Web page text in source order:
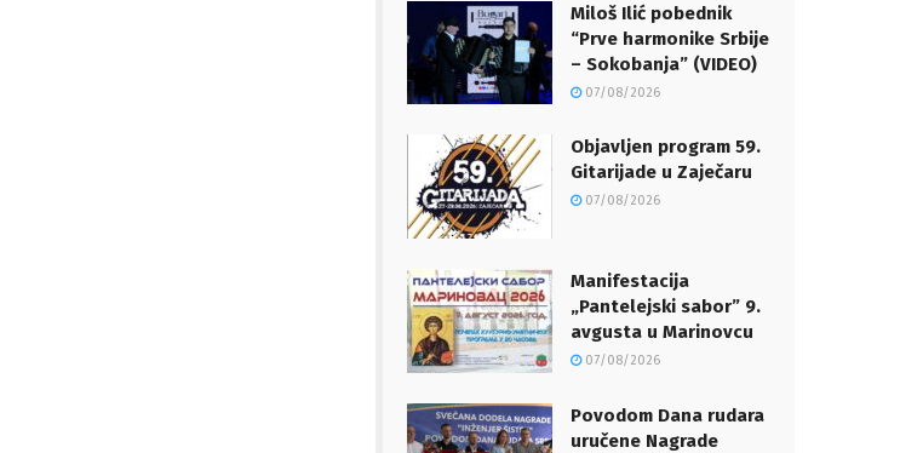
Miloš Ilić pobednik
“Prve harmonike Srbije
– Sokobanja” (VIDEO)
07/08/2026
Objavljen program 59.
Gitarijade u Zaječaru
07/08/2026
Manifestacija
„Pantelejski sabor” 9.
avgusta u Marinovcu
07/08/2026
Povodom Dana rudara
uručene Nagrade